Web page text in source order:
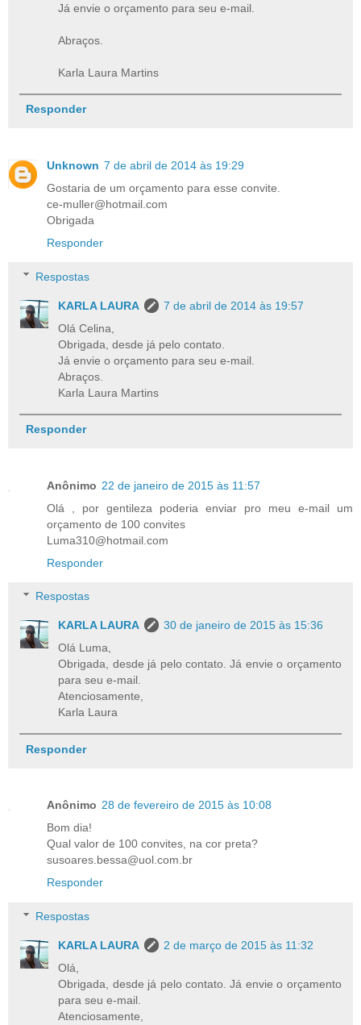
Já envie o orçamento para seu e-mail.
Abraços.
Karla Laura Martins
Responder
Unknown 7 de abril de 2014 às 19:29
Gostaria de um orçamento para esse convite.
ce-muller@hotmail.com
Obrigada
Responder
Respostas
KARLA LAURA
7 de abril de 2014 às 19:57
Olá Celina,
Obrigada, desde já pelo contato.
Já envie o orçamento para seu e-mail.
Abraços.
Karla Laura Martins
Responder
Anônimo 22 de janeiro de 2015 às 11:57
Olá , por gentileza poderia enviar pro meu e-mail um
orçamento de 100 convites
Luma310@hotmail.com
Responder
Respostas
KARLA LAURA
30 de janeiro de 2015 às 15:36
Olá Luma,
Obrigada, desde já pelo contato. Já envie o orçamento
para seu e-mail.
Atenciosamente,
Karla Laura
Responder
Anônimo 28 de fevereiro de 2015 às 10:08
Bom dia!
Qual valor de 100 convites, na cor preta?
susoares.bessa@uol.com.br
Responder
Respostas
KARLA LAURA
2 de março de 2015 às 11:32
Olá,
Obrigada, desde já pelo contato. Já envie o orçamento
para seu e-mail.
Atenciosamente,